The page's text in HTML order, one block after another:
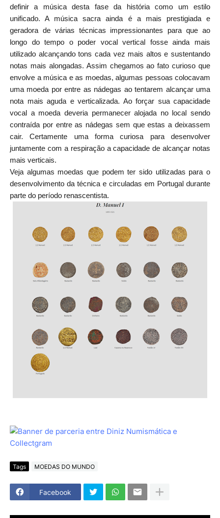
definir a música desta fase da história como um estilo
unificado. A música sacra ainda é a mais prestigiada e
geradora de várias técnicas impressionantes para que ao
longo do tempo o poder vocal vertical fosse ainda mais
utilizado alcançando tons cada vez mais altos e sustentando
notas mais alongadas. Assim chegamos ao fato curioso que
envolve a música e as moedas, algumas pessoas colocavam
uma moeda por entre as nádegas ao tentarem alcançar uma
nota mais aguda e verticalizada. Ao forçar sua capacidade
vocal a moeda deveria permanecer alojada no local sendo
contraída por entre as nádegas sem que estas a deixassem
cair. Certamente uma forma curiosa para desenvolver
juntamente com a respiração a capacidade de alcançar notas
mais verticais.
Veja algumas moedas que podem ter sido utilizadas para o
desenvolvimento da técnica e circuladas em Portugal durante
parte do período renascentista.
Tags MOEDAS DO MUNDO
Facebook